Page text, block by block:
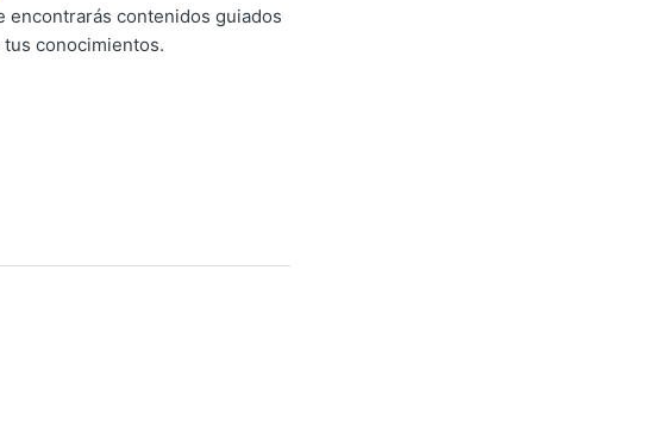
encontrarás contenidos guiados
conocimientos.